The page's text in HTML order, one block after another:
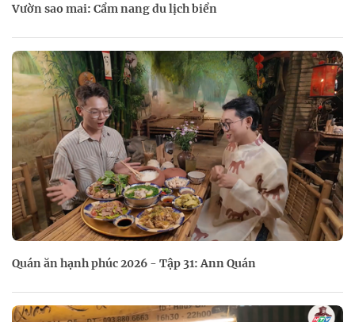
Vườn sao mai: Cẩm nang du lịch biển
Quán ăn hạnh phúc 2026 - Tập 31: Ann Quán